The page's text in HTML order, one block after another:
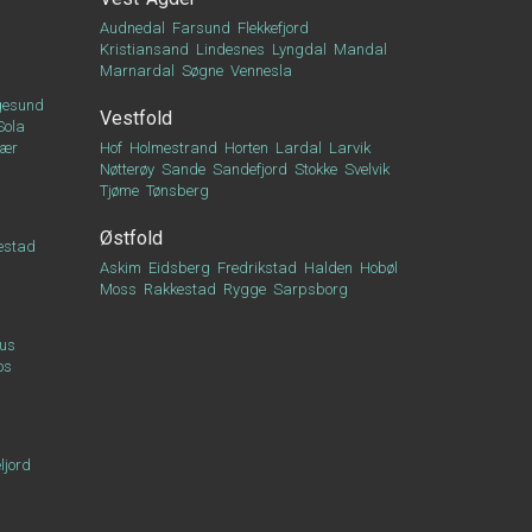
Audnedal Farsund Flekkefjord
Kristiansand Lindesnes Lyngdal
Mandal
Marnardal
Søgne Vennesla
Vestfold
Hof Holmestrand Horten Lardal
Larvik
Nøtterøy Sande Sandefjord Stokke Svelvik
Tjøme Tønsberg
Østfold
Askim Eidsberg Fredrikstad Halden Hobøl
Moss Rakkestad Rygge Sarpsborg